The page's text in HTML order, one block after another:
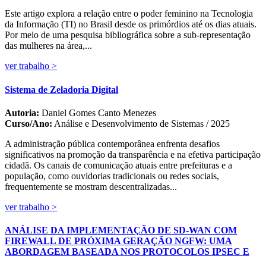
Este artigo explora a relação entre o poder feminino na Tecnologia
da Informação (TI) no Brasil desde os primórdios até os dias atuais.
Por meio de uma pesquisa bibliográfica sobre a sub-representação
das mulheres na área,...
ver trabalho >
Sistema de Zeladoria Digital
Autoria: Daniel Gomes Canto Menezes
Curso/Ano: Análise e Desenvolvimento de Sistemas / 2025
A administração pública contemporânea enfrenta desafios
significativos na promoção da transparência e na efetiva participação
cidadã. Os canais de comunicação atuais entre prefeituras e a
população, como ouvidorias tradicionais ou redes sociais,
frequentemente se mostram descentralizadas...
ver trabalho >
ANÁLISE DA IMPLEMENTAÇÃO DE SD-WAN COM
FIREWALL DE PRÓXIMA GERAÇÃO NGFW: UMA
ABORDAGEM BASEADA NOS PROTOCOLOS IPSEC E